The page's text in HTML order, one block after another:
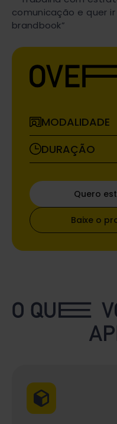
comunicação e quer
brandbook”
MODALIDADE
DURAÇÃO
Quero
Baixe o